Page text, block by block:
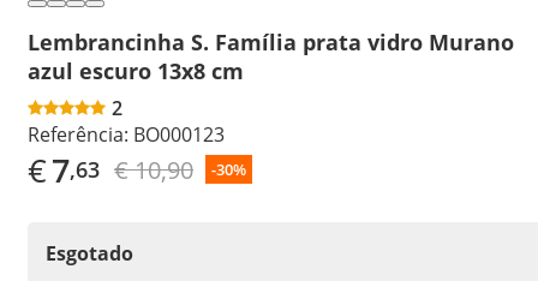
Lembrancinha S. Família prata vidro Murano
azul escuro 13x8 cm
2
Referência: BO000123
€7,63 € 10,90 -30%
Esgotado